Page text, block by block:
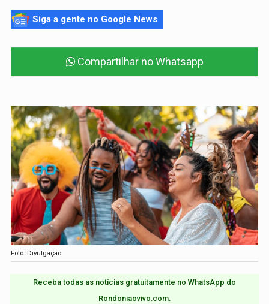
Siga a gente no Google News
Compartilhar no Whatsapp
Foto: Divulgação
Receba todas as notícias gratuitamente no WhatsApp do
Rondoniaovivo.com.​